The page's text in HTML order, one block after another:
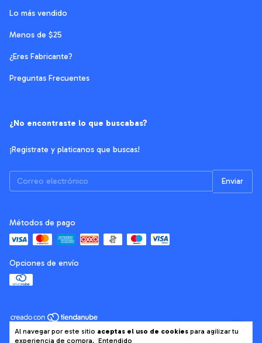
Al navegar por este sitio aceptas el uso de cookies para agilizar tu
experiencia de compra. Entendido
Lo más vendido
Menos de $25
¿Eres Fabricante?
Preguntas Frecuentes
¿No encontraste lo que buscabas?
¡Registrate y platicanos que buscas!
Métodos de pago
Opciones de envío
Copyright El Conejo Fabricantes - 2026. Todos los derechos reservados.